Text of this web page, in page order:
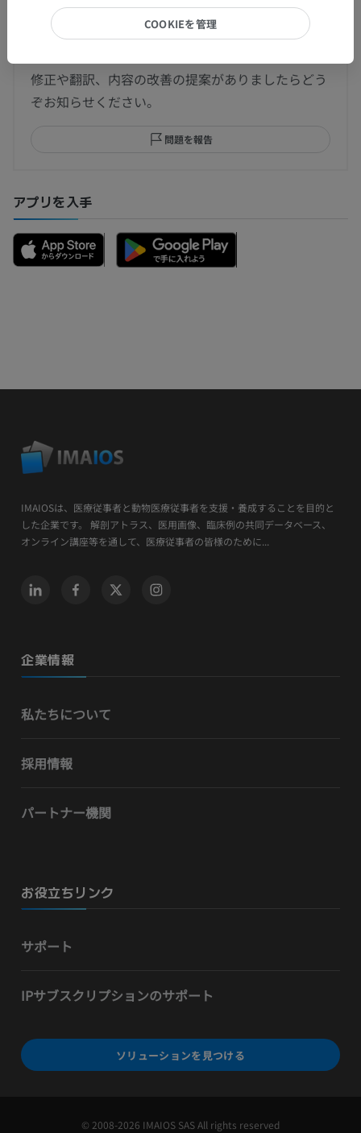
修正や翻訳、内容の改善の提案がありましたらどう
ぞお知らせください。
問題を報告
アプリを入手
IMAIOSは、医療従事者と動物医療従事者を支援・養成することを目的と
した企業です。 解剖アトラス、医用画像、臨床例の共同データベース、
オンライン講座等を通して、医療従事者の皆様のために...
企業情報
私たちについて
採用情報
パートナー機関
お役立ちリンク
サポート
IPサブスクリプションのサポート
ソリューションを見つける
© 2008-2026 IMAIOS SAS All rights reserved
COOKIEを管理